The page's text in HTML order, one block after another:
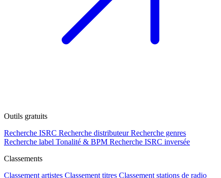
Outils gratuits
Recherche ISRC Recherche distributeur Recherche genres
Recherche label Tonalité & BPM Recherche ISRC inversée
Classements
Classement artistes Classement titres Classement stations de radio